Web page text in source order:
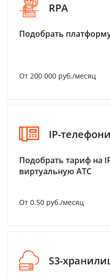
RPA
Подобрать
От 200 000 руб./месяц
IP-
Подобрать тариф на
виртуальную АТС
От 0.50 руб./месяц
S3-